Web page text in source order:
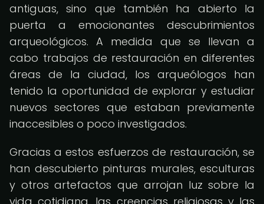
antiguas, sino que también ha abierto la
puerta a emocionantes descubrimientos
arqueológicos. A medida que se llevan a
cabo trabajos de restauración en diferentes
áreas de la ciudad, los arqueólogos han
tenido la oportunidad de explorar y estudiar
nuevos sectores que estaban previamente
inaccesibles o poco investigados.
Gracias a estos esfuerzos de restauración, se
han descubierto pinturas murales, esculturas
y otros artefactos que arrojan luz sobre la